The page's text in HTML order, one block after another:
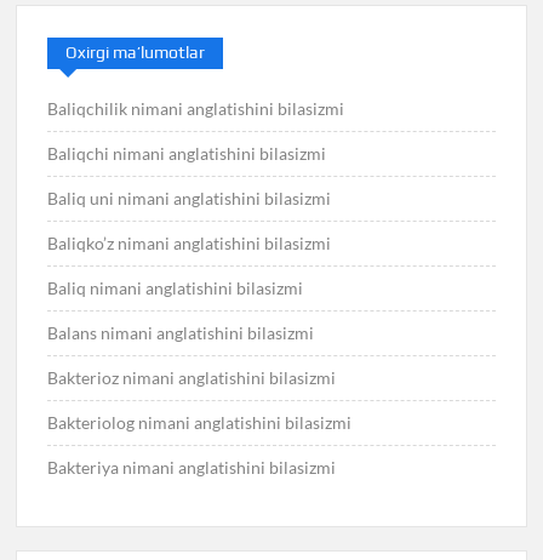
Oxirgi ma’lumotlar
Baliqchilik nimani anglatishini bilasizmi
Baliqchi nimani anglatishini bilasizmi
Baliq uni nimani anglatishini bilasizmi
Baliqko’z nimani anglatishini bilasizmi
Baliq nimani anglatishini bilasizmi
Balans nimani anglatishini bilasizmi
Bakterioz nimani anglatishini bilasizmi
Bakteriolog nimani anglatishini bilasizmi
Bakteriya nimani anglatishini bilasizmi